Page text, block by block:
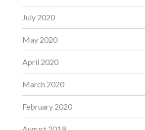
July 2020
May 2020
April 2020
March 2020
February 2020